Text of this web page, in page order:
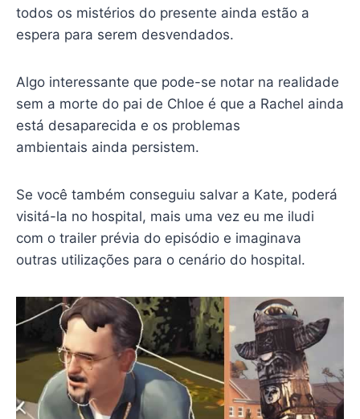
todos os mistérios do presente ainda estão a
espera para serem desvendados.
Algo interessante que pode-se notar na realidade
sem a morte do pai de Chloe é que a Rachel ainda
está desaparecida e os problemas
ambientais ainda persistem.
Se você também conseguiu salvar a Kate, poderá
visitá-la no hospital, mais uma vez eu me iludi
com o trailer prévia do episódio e imaginava
outras utilizações para o cenário do hospital.